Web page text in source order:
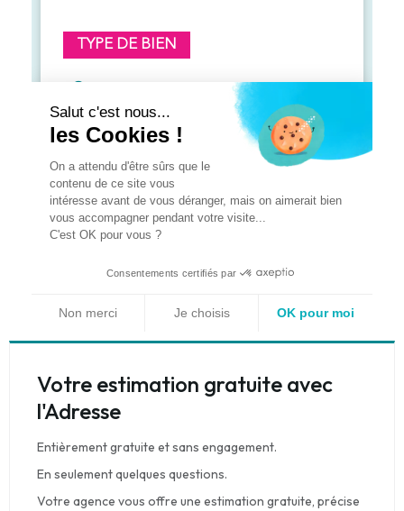
Votre estimation gratuite avec
l'Adresse
Entièrement gratuite et sans engagement.
En seulement quelques questions.
Votre agence vous offre une estimation gratuite, précise